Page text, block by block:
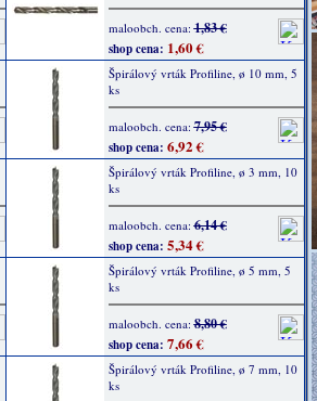
maloobch. cena:1,83 €
shop cena: 1,60 €
Špirálový vrták Profiline, ø 10 mm, 5
ks
maloobch. cena:7,95 €
shop cena: 6,92 €
Špirálový vrták Profiline, ø 3 mm, 10
ks
maloobch. cena:6,14 €
shop cena: 5,34 €
Špirálový vrták Profiline, ø 5 mm, 5
ks
maloobch. cena:8,80 €
shop cena: 7,66 €
Špirálový vrták Profiline, ø 7 mm, 10
ks